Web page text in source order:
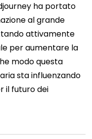
ha portato
al grande
attivamente
per aumentare la
modo questa
sta influenzando
il futuro dei